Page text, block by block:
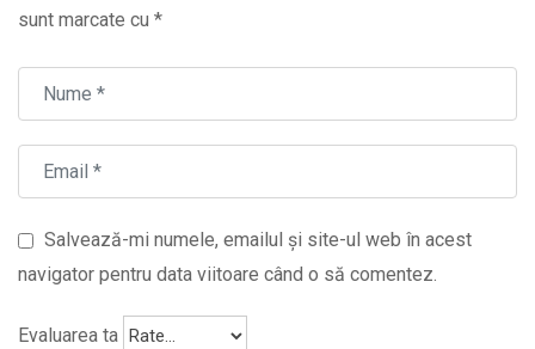
sunt marcate cu *
Salvează-mi numele, emailul și site-ul web în acest
navigator pentru data viitoare când o să comentez.
Evaluarea ta